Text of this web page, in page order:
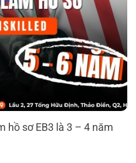
hồ sơ EB3 là 3 – 4 năm